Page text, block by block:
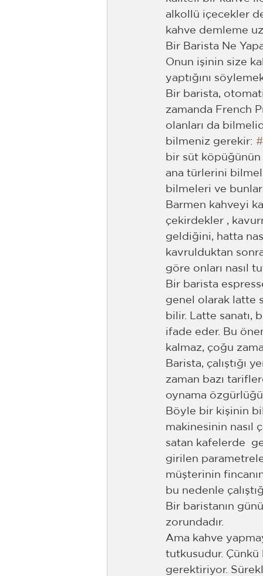
alkollü içecekler
kahve demleme
Bir Barista Ne
Onun işinin size
yaptığını
Bir barista,
zamanda French
olanları da
bilmeniz gerekir:
bir süt köpüğünün
ana türlerini
bilmeleri ve
Barmen kahveyi
çekirdekler ,
geldiğini, hatta
kavrulduktan
göre onları nasıl
Bir barista
genel olarak latte
bilir. Latte sanatı,
ifade eder. Bu
kalmaz, çoğu
Barista, çalıştığı
zaman bazı
oynama
Böyle bir kişinin
makinesinin nasıl
satan kafelerde
girilen
müşterinin
bu nedenle
Bir baristanın
zorundadır.
Ama kahve
tutkusudur.
gerektiriyor.